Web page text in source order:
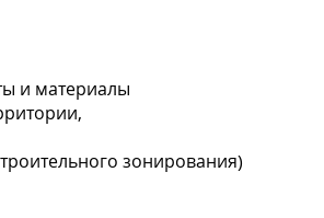
и материалы
зонирования)